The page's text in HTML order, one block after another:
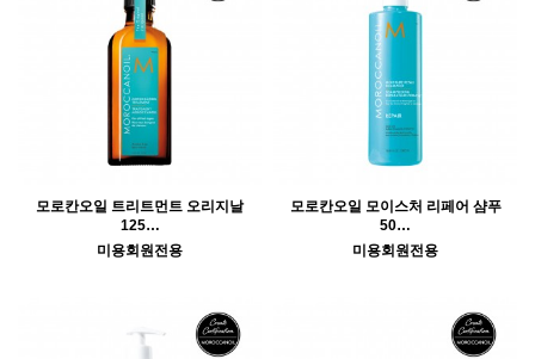
모로칸오일 트리트먼트 오리지날
125…
미용회원전용
모로칸오일 모이스처 리페어 샴푸
50…
미용회원전용